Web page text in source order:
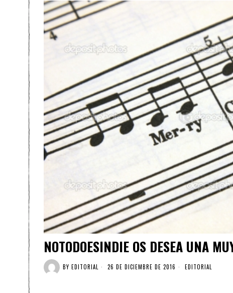
NOTODOESINDIE OS DESEA UNA
BY EDITORIAL 26 DE DICIEMBRE DE 2016 EDITORIAL